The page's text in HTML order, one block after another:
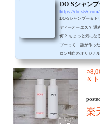
DO-Sシャン
https://do-
DO-Sシャンプー＆ト
ディーオーエス？ 通
何？ ちょっと気にな
プーって 誰が作った
ロン独自のオリジナ
された とある岡山の
＆
楽